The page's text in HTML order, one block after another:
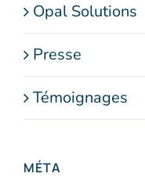
Opal Solutions
Presse
Témoignages
MÉTA